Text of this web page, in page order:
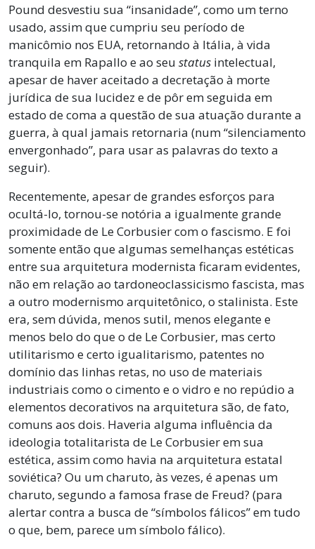
Pound desvestiu sua “insanidade”, como um terno
usado, assim que cumpriu seu período de
manicômio nos EUA, retornando à Itália, à vida
tranquila em Rapallo e ao seu status intelectual,
apesar de haver aceitado a decretação à morte
jurídica de sua lucidez e de pôr em seguida em
estado de coma a questão de sua atuação durante a
guerra, à qual jamais retornaria (num “silenciamento
envergonhado”, para usar as palavras do texto a
seguir).
Recentemente, apesar de grandes esforços para
ocultá-lo, tornou-se notória a igualmente grande
proximidade de Le Corbusier com o fascismo. E foi
somente então que algumas semelhanças estéticas
entre sua arquitetura modernista ficaram evidentes,
não em relação ao tardoneoclassicismo fascista, mas
a outro modernismo arquitetônico, o stalinista. Este
era, sem dúvida, menos sutil, menos elegante e
menos belo do que o de Le Corbusier, mas certo
utilitarismo e certo igualitarismo, patentes no
domínio das linhas retas, no uso de materiais
industriais como o cimento e o vidro e no repúdio a
elementos decorativos na arquitetura são, de fato,
comuns aos dois. Haveria alguma influência da
ideologia totalitarista de Le Corbusier em sua
estética, assim como havia na arquitetura estatal
soviética? Ou um charuto, às vezes, é apenas um
charuto, segundo a famosa frase de Freud? (para
alertar contra a busca de “símbolos fálicos” em tudo
o que, bem, parece um símbolo fálico).